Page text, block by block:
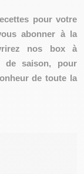
pour votre
abonner à la
nos box à
de saison, pour
de toute la